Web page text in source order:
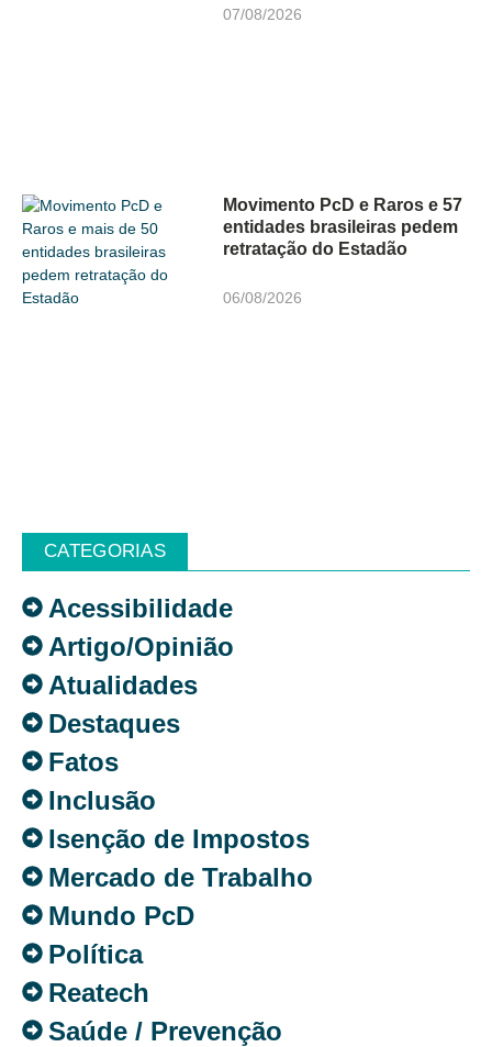
07/08/2026
Movimento PcD e Raros e 57
entidades brasileiras pedem
retratação do Estadão
06/08/2026
CATEGORIAS
Acessibilidade
Artigo/Opinião
Atualidades
Destaques
Fatos
Inclusão
Isenção de Impostos
Mercado de Trabalho
Mundo PcD
Política
Reatech
Saúde / Prevenção